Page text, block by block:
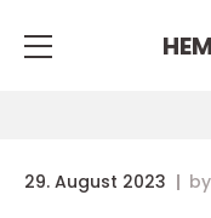
29. August 2023 by